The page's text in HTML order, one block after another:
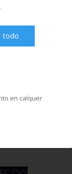
todo
en calquer